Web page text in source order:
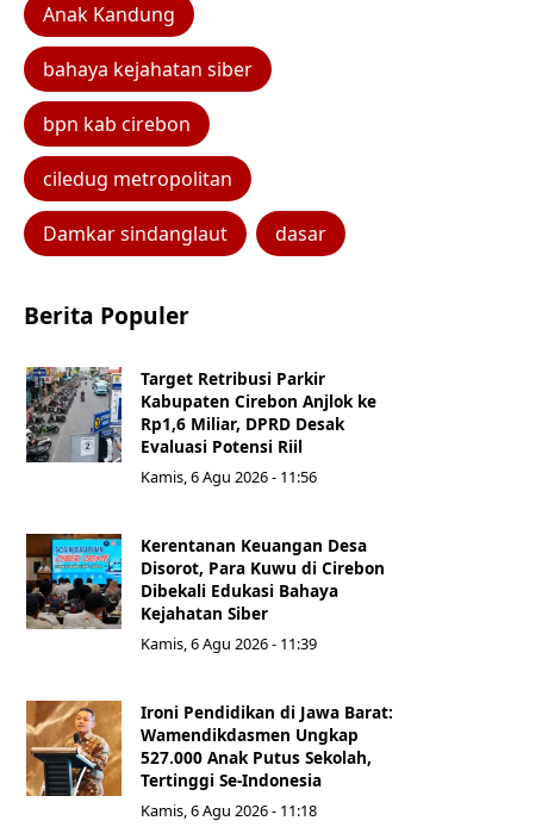
Anak Kandung
bahaya kejahatan siber
bpn kab cirebon
ciledug metropolitan
Damkar sindanglaut dasar
Berita Populer
Target Retribusi Parkir
Kabupaten Cirebon Anjlok ke
Rp1,6 Miliar, DPRD Desak
Evaluasi Potensi Riil
Kamis, 6 Agu 2026 - 11:56
Kerentanan Keuangan Desa
Disorot, Para Kuwu di Cirebon
Dibekali Edukasi Bahaya
Kejahatan Siber
Kamis, 6 Agu 2026 - 11:39
Ironi Pendidikan di Jawa Barat:
Wamendikdasmen Ungkap
527.000 Anak Putus Sekolah,
Tertinggi Se-Indonesia
Kamis, 6 Agu 2026 - 11:18